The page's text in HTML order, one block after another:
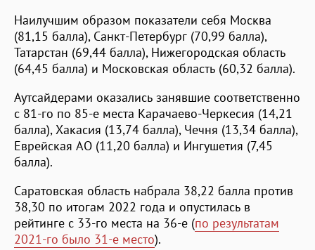
Наилучшим образом показатели себя Москва
(81,15 балла), Санкт-Петербург (70,99 балла),
Татарстан (69,44 балла), Нижегородская область
(64,45 балла) и Московская область (60,32 балла).
Аутсайдерами оказались занявшие соответственно
с 81-го по 85-е места Карачаево-Черкесия (14,21
балла), Хакасия (13,74 балла), Чечня (13,34 балла),
Еврейская АО (11,20 балла) и Ингушетия (7,45
балла).
Саратовская область набрала 38,22 балла против
38,30 по итогам 2022 года и опустилась в
рейтинге с 33-го места на 36-е (по результатам
2021-го было 31-е место).